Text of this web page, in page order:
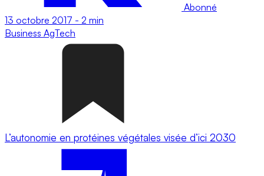
Abonné
13 octobre 2017 - 2 min
Business AgTech
L’autonomie en protéines végétales visée d’ici 2030